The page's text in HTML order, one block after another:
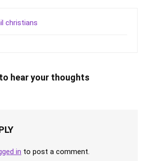
christians
hear your thoughts
in to post a comment.